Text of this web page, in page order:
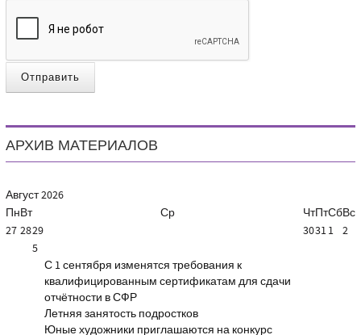
Отправить
АРХИВ МАТЕРИАЛОВ
Август2026
ПнВт Ср ЧтПтСбВс
27 2829 30311 2
5
С 1 сентября изменятся требования к
квалифицированным сертификатам для сдачи
отчётности в СФР
Летняя занятость подростков
Юные художники приглашаются на конкурс